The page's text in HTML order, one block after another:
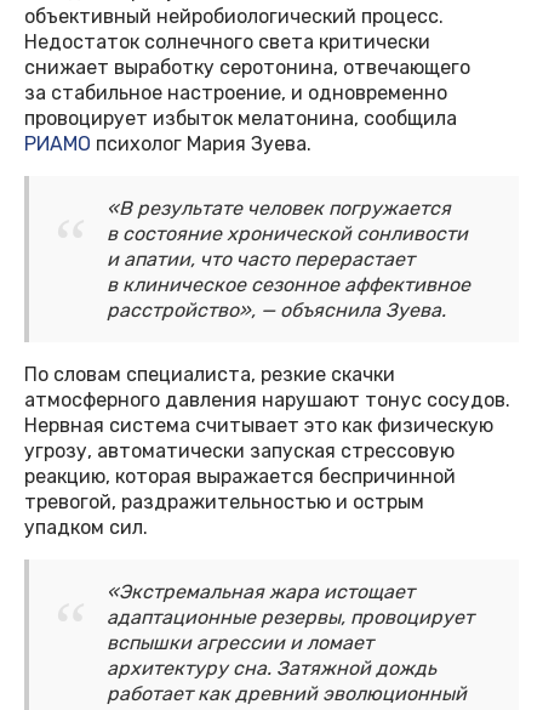
объективный нейробиологический процесс.
Недостаток солнечного света критически
снижает выработку серотонина, отвечающего
за стабильное настроение, и одновременно
провоцирует избыток мелатонина, сообщила
РИАМО психолог Мария Зуева.
«В результате человек погружается
в состояние хронической сонливости
и апатии, что часто перерастает
в клиническое сезонное аффективное
расстройство», — объяснила Зуева.
По словам специалиста, резкие скачки
атмосферного давления нарушают тонус сосудов.
Нервная система считывает это как физическую
угрозу, автоматически запуская стрессовую
реакцию, которая выражается беспричинной
тревогой, раздражительностью и острым
упадком сил.
«Экстремальная жара истощает
адаптационные резервы, провоцирует
вспышки агрессии и ломает
архитектуру сна. Затяжной дождь
работает как древний эволюционный